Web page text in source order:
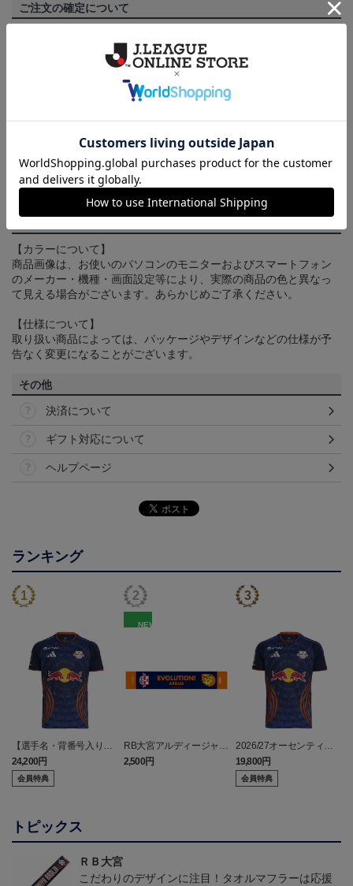
ご注文の確定について
にご購入手続きをお済ませください。
3,980円（税込）以上のご注文は全国一律送料無料です。詳しくは
ヘルプページをご確認ください。
配送方法について
一部商品はメール便でのお届けとなる場合がございます。詳しく
は
【カラーについて】
商品画像は、お使いのパソコンのモニターおよびスマートフォン
のメーカー・機種・画面設定等により、実際の商品の色と異なっ
て見える場合がございます。あらかじめご了承ください。
【仕様について】
取り扱い商品によっては、パッケージやデザインなどの仕様が予
告なく変更になることがございます。
その他
決済について
ギフト対応について
ヘルプページ
ランキング
【選手名・背番号入り】
2026/27オーセンティッ
クユニフォーム（フィー
ルド1st）
24,200円
会員特典
NEW
RB大宮アルディージャ
ピカチュウ タオルマフラ
ー
2,500円
2026/27オーセンティッ
クユニフォーム（フィー
ルド1st）
19,800円
会員特典
トピックス
ＲＢ大宮
こだわりのデザインに注目！タオルマフラーは応援